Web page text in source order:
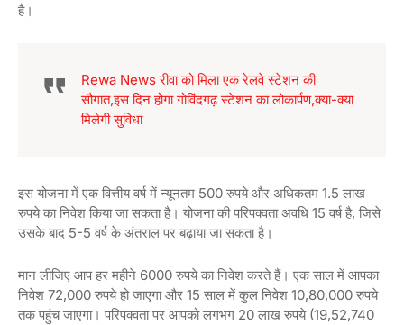
है।
Rewa News रीवा को मिला एक रेलवे स्टेशन की
सौगात,इस दिन होगा गोविंदगढ़ स्टेशन का लोकार्पण,क्या-क्या
मिलेगी सुविधा
इस योजना में एक वित्तीय वर्ष में न्यूनतम 500 रुपये और अधिकतम 1.5 लाख
रुपये का निवेश किया जा सकता है। योजना की परिपक्वता अवधि 15 वर्ष है, जिसे
उसके बाद 5-5 वर्ष के अंतराल पर बढ़ाया जा सकता है।
मान लीजिए आप हर महीने 6000 रुपये का निवेश करते हैं। एक साल में आपका
निवेश 72,000 रुपये हो जाएगा और 15 साल में कुल निवेश 10,80,000 रुपये
तक पहुंच जाएगा। परिपक्वता पर आपको लगभग 20 लाख रुपये (19,52,740